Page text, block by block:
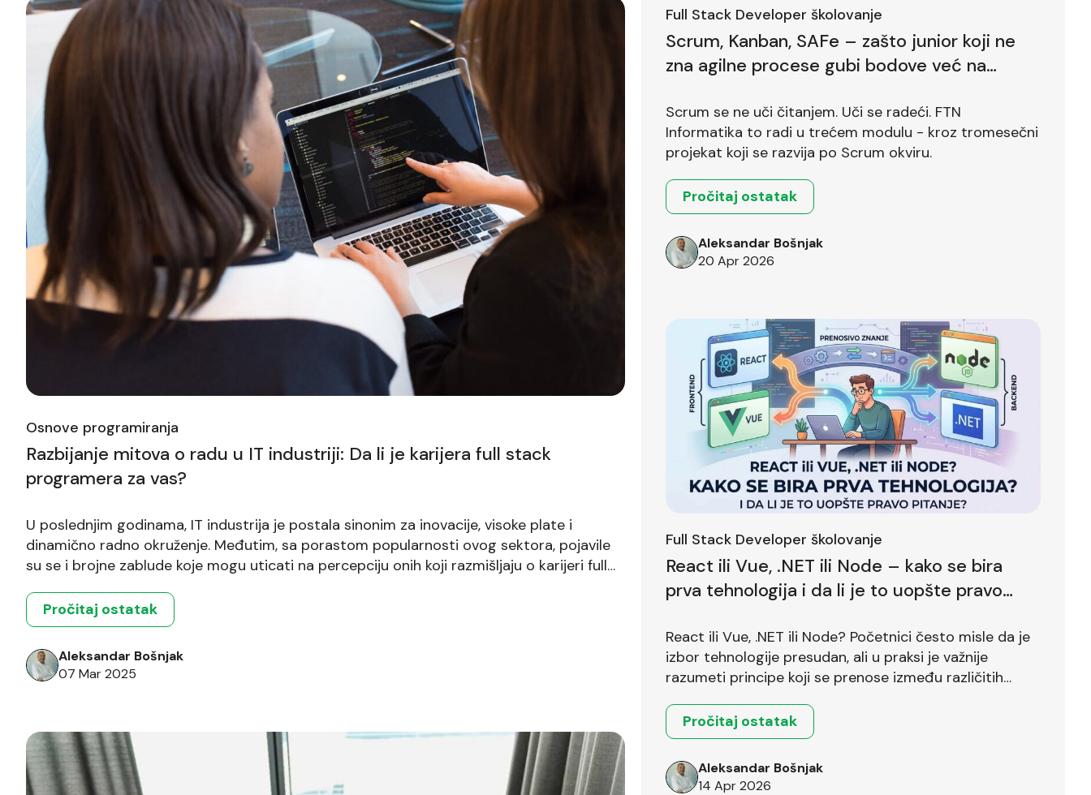
Osnove programiranja
Razbijanje mitova o radu u IT industriji: Da li je karijera full stack
programera za vas?
U poslednjim godinama, IT industrija je postala sinonim za inovacije, visoke plate i
dinamično radno okruženje. Međutim, sa porastom popularnosti ovog sektora, pojavile
su se i brojne zablude koje mogu uticati na percepciju onih koji razmišljaju o karijeri full
i objasniti […]
Pročitaj ostatak
Aleksandar Bošnjak
07 Mar 2025
Full Stack Developer školovanje
Scrum, Kanban, SAFe – zašto junior koji ne
zna agilne procese gubi bodove već na
Scrum se ne uči čitanjem. Uči se radeći. FTN
Informatika to radi u trećem modulu - kroz tromesečni
projekat koji se razvija po Scrum okviru.
Pročitaj ostatak
Aleksandar Bošnjak
20 Apr 2026
Full Stack Developer školovanje
React ili Vue, .NET ili Node – kako se bira
prva tehnologija i da li je to uopšte pravo
React ili Vue, .NET ili Node? Početnici često misle da je
izbor tehnologije presudan, ali u praksi je važnije
razumeti principe koji se prenose između različitih
Pročitaj ostatak
Aleksandar Bošnjak
14 Apr 2026